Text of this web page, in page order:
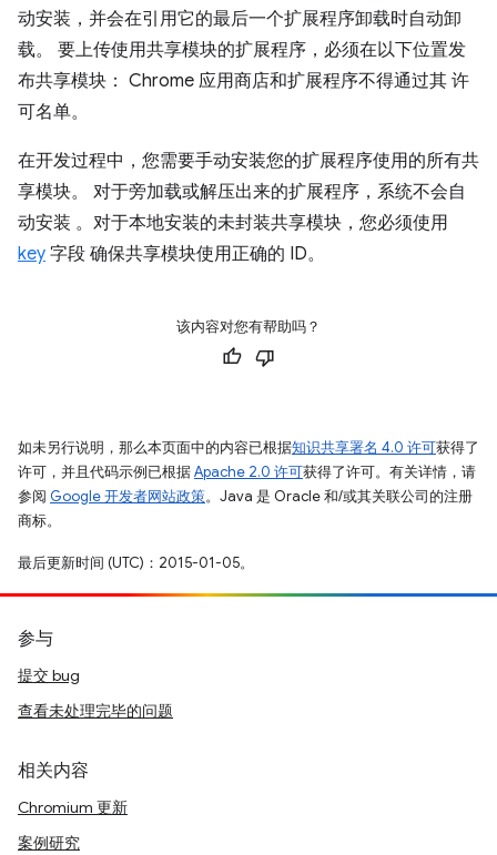
动安装，并会在引用它的最后一个扩展程序卸载时自动卸
载。 要上传使用共享模块的扩展程序，必须在以下位置发
布共享模块： Chrome 应用商店和扩展程序不得通过其 许
可名单。
在开发过程中，您需要手动安装您的扩展程序使用的所有共
享模块。 对于旁加载或解压出来的扩展程序，系统不会自
动安装 。对于本地安装的未封装共享模块，您必须使用
key 字段 确保共享模块使用正确的 ID。
该内容对您有帮助吗？
如未另行说明，那么本页面中的内容已根据知识共享署名 4.0 许可获得了
许可，并且代码示例已根据Apache 2.0 许可获得了许可。有关详情，请
参阅 Google 开发者网站政策。Java 是 Oracle 和/或其关联公司的注册
商标。
最后更新时间 (UTC)：2015-01-05。
参与
提交 bug
查看未处理完毕的问题
相关内容
Chromium 更新
案例研究